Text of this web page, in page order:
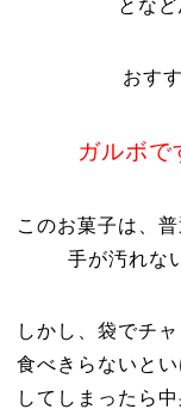
とな
おす
ガルボで
このお菓子は、
手が汚れな
しかし、袋でチ
食べきらないと
してしまったら